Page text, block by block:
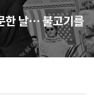
한 날… 불고기를